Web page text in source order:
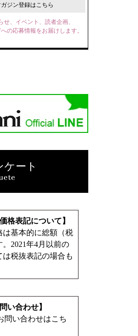
ジン登録はこちら
せ、イベント、読者企画、
の応募情報をお届けします。
ケート
格表記について】
は基本的に総額（税
2021年4月以前の
は税抜表記の場合も
問い合わせ】
問い合わせはこち